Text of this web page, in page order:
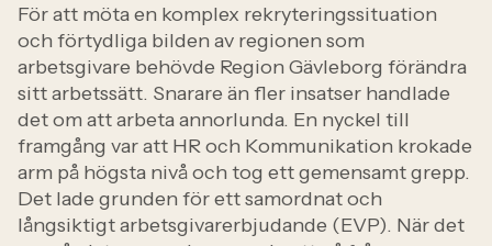
För att möta en komplex rekryteringssituation
och förtydliga bilden av regionen som
arbetsgivare behövde Region Gävleborg förändra
sitt arbetssätt. Snarare än fler insatser handlade
det om att arbeta annorlunda. En nyckel till
framgång var att HR och Kommunikation krokade
arm på högsta nivå och tog ett gemensamt grepp.
Det lade grunden för ett samordnat och
långsiktigt arbetsgivarerbjudande (EVP). När det